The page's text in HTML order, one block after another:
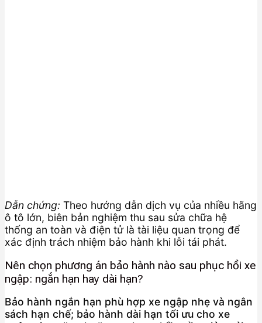
Dẫn chứng: Theo hướng dẫn dịch vụ của nhiều hãng
ô tô lớn, biên bản nghiệm thu sau sửa chữa hệ
thống an toàn và điện tử là tài liệu quan trọng để
xác định trách nhiệm bảo hành khi lỗi tái phát.
Nên chọn phương án bảo hành nào sau phục hồi xe
ngập: ngắn hạn hay dài hạn?
Bảo hành ngắn hạn phù hợp xe ngập nhẹ và ngân
sách hạn chế; bảo hành dài hạn tối ưu cho xe